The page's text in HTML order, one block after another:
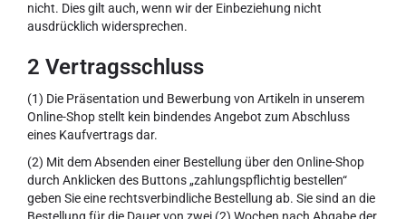
nicht. Dies gilt auch, wenn wir der Einbeziehung nicht
ausdrücklich widersprechen.
2 Vertragsschluss
(1) Die Präsentation und Bewerbung von Artikeln in unserem
Online-Shop stellt kein bindendes Angebot zum Abschluss
eines Kaufvertrags dar.
(2) Mit dem Absenden einer Bestellung über den Online-Shop
durch Anklicken des Buttons „zahlungspflichtig bestellen“
geben Sie eine rechtsverbindliche Bestellung ab. Sie sind an die